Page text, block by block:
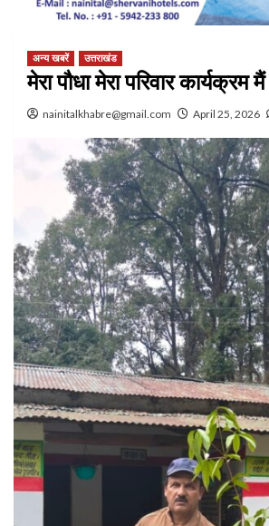
अन्य खबरें उत्तराखंड
मेरा पौधा मेरा परिवार कार्यक्रम मैं
nainitalkhabre@gmail.com April 25, 2026